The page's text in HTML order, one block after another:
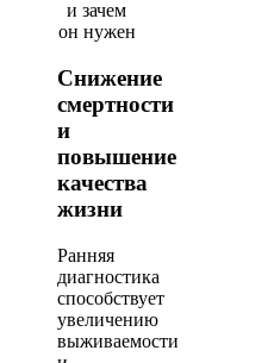
Снижение
смертности
и
повышение
качества
жизни
Ранняя
диагностика
способствует
увеличению
выживаемости